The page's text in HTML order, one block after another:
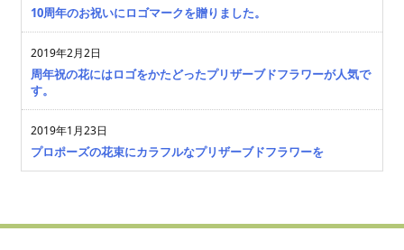
10周年のお祝いにロゴマークを贈りました。
2019年2月2日
周年祝の花にはロゴをかたどったプリザーブドフラワーが人気で
す。
2019年1月23日
プロポーズの花束にカラフルなプリザーブドフラワーを